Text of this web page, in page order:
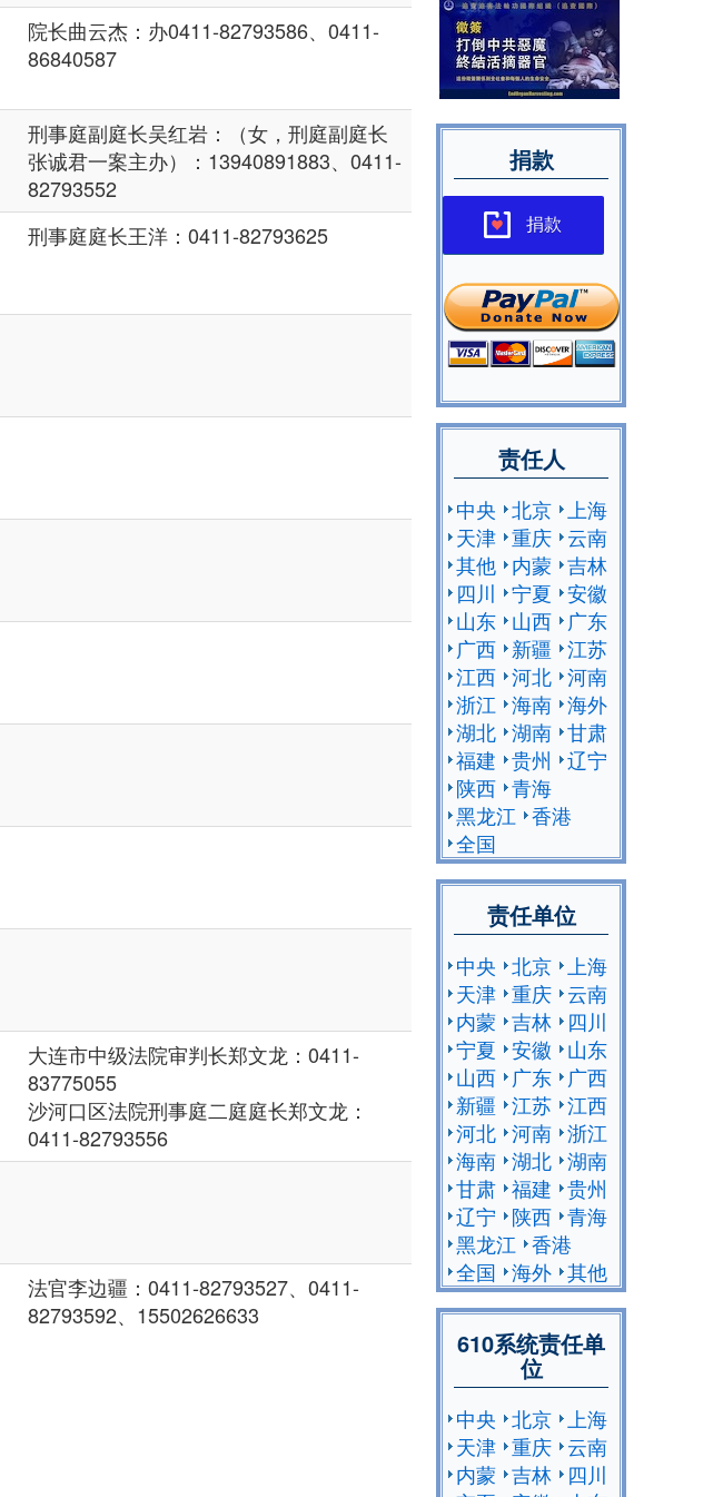
院长曲云杰：办0411-82793586、0411-
86840587
刑事庭副庭长吴红岩：（女，刑庭副庭长
张诚君一案主办）：13940891883、0411-
82793552
刑事庭庭长王洋：0411-82793625
大连市中级法院审判长郑文龙：0411-
83775055
沙河口区法院刑事庭二庭庭长郑文龙：
0411-82793556
法官李边疆：0411-82793527、0411-
82793592、15502626633
捐款
捐款
责任人
中央 北京
上海
天津 重庆 云南
其他 内蒙 吉林
四川
宁夏 安徽
山东 山西
广东
广西 新疆 江苏
江西 河北 河南
浙江 海南 海外
湖北 湖南 甘肃
福建 贵州
辽宁
陕西 青海
黑龙江 香港
全国
责任单位
中央 北京
上海
天津 重庆 云南
内蒙 吉林
四川
宁夏 安徽
山东
山西
广东
广西
新疆 江苏 江西
河北 河南 浙江
海南 湖北 湖南
甘肃 福建 贵州
辽宁
陕西 青海
黑龙江 香港
全国 海外 其他
610系统责任单
位
中央 北京
上海
天津 重庆 云南
内蒙 吉林
四川